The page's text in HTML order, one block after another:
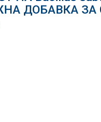
ДОБАВКА ЗА